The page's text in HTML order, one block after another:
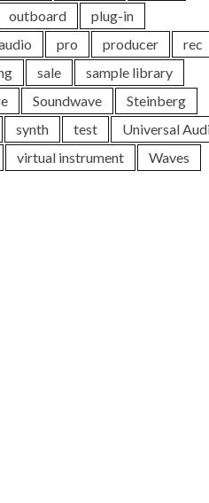
outboard
plug-in
pro producer
rec
sale
sample library
Soundwave
Steinberg
synth test
Universal
virtual instrument Waves